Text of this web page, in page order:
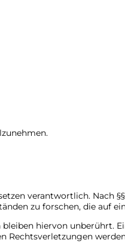
verantwortlich. Nach
zu forschen, die auf
hiervon unberührt.